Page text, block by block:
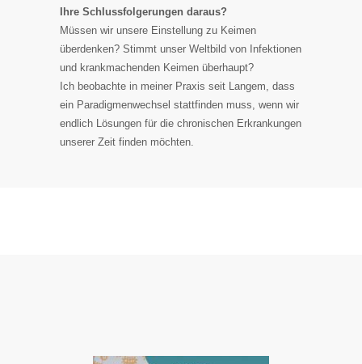
Ihre Schlussfolgerungen daraus?
Müssen wir unsere Einstellung zu Keimen
überdenken? Stimmt unser Weltbild von Infektionen
und krankmachenden Keimen überhaupt?
Ich beobachte in meiner Praxis seit Langem, dass
ein Paradigmenwechsel stattfinden muss, wenn wir
endlich Lösungen für die chronischen Erkrankungen
unserer Zeit finden möchten.